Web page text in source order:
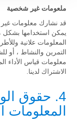
ملعومات غير شخصية
قد نشارك معلومات
يمكن استخدامها بشكل
المعلومات علانية
التمرين والنشاط ، أو
معلومات قياس الأداء
الاشتراك لدينا.
4. حقوق